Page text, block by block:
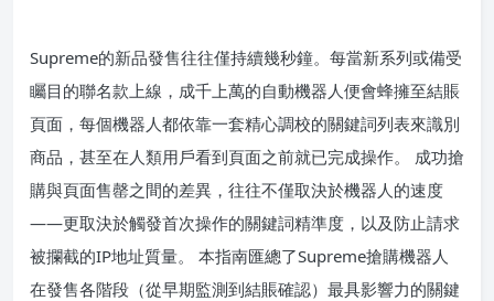
Supreme的新品發售往往僅持續幾秒鐘。每當新系列或備受
矚目的聯名款上線，成千上萬的自動機器人便會蜂擁至結賬
頁面，每個機器人都依靠一套精心調校的關鍵詞列表來識別
商品，甚至在人類用戶看到頁面之前就已完成操作。 成功搶
購與頁面售罄之間的差異，往往不僅取決於機器人的速度
——更取決於觸發首次操作的關鍵詞精準度，以及防止請求
被攔截的IP地址質量。 本指南匯總了Supreme搶購機器人
在發售各階段（從早期監測到結賬確認）最具影響力的關鍵